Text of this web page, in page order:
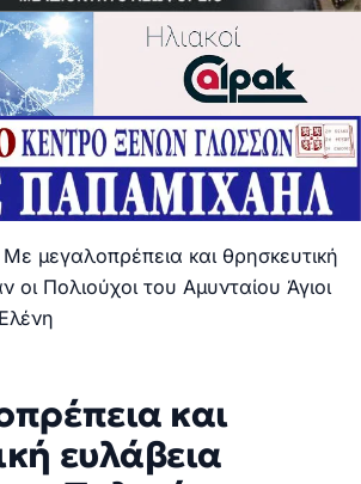
Με μεγαλοπρέπεια και θρησκευτική
οι Πολιούχοι του Αμυνταίου Άγιοι
και
ευλάβεια